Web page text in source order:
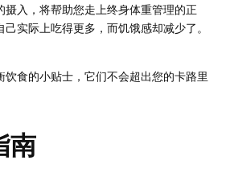
入，将帮助您走上终身体重管理的正
实际上吃得更多，而饥饿感却减少了。
饮食的小贴士，它们不会超出您的卡路里
南